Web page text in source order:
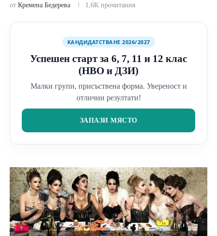
от Кремена Бедерева 1,6K прочитания
КАНДИДАТСТВАНЕ 2026/2027
Успешен старт за 6, 7, 11 и 12 клас
(НВО и ДЗИ)
Малки групи, присъствена форма. Увереност и
отлични резултати!
ЗАПАЗИ МЯСТО